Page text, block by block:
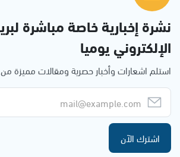
نشرة إخبارية خاصة مباشرة
الإلكتروني يوميا
استلم اشعارات وأخبار حصرية ومقالات مميزة
اشترك الآن